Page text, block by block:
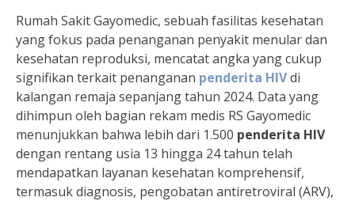
Rumah Sakit Gayomedic, sebuah fasilitas kesehatan
yang fokus pada penanganan penyakit menular dan
kesehatan reproduksi, mencatat angka yang cukup
signifikan terkait penanganan penderita HIVdi
kalangan remaja sepanjang tahun 2024. Data yang
dihimpun oleh bagian rekam medis RS Gayomedic
menunjukkan bahwa lebih dari 1.500 penderita HIV
dengan rentang usia 13 hingga 24 tahun telah
mendapatkan layanan kesehatan komprehensif,
termasuk diagnosis, pengobatan antiretroviral (ARV),